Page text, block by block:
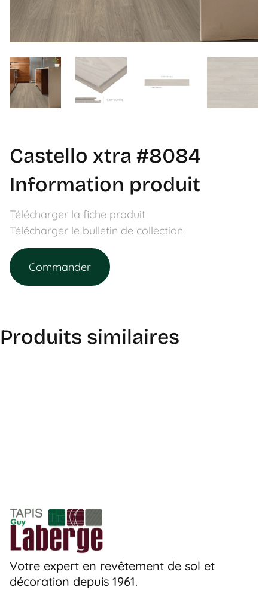
Castello xtra #8084
Information produit
Télécharger la fiche produit
Télécharger le bulletin de collection
Commander
Produits similaires
Votre expert en revêtement de sol et
décoration depuis 1961.